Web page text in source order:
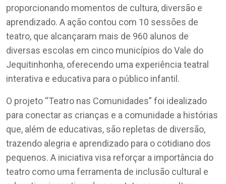
proporcionando momentos de cultura, diversão e
aprendizado. A ação contou com 10 sessões de
teatro, que alcançaram mais de 960 alunos de
diversas escolas em cinco municípios do Vale do
Jequitinhonha, oferecendo uma experiência teatral
interativa e educativa para o público infantil.
O projeto “Teatro nas Comunidades” foi idealizado
para conectar as crianças e a comunidade a histórias
que, além de educativas, são repletas de diversão,
trazendo alegria e aprendizado para o cotidiano dos
pequenos. A iniciativa visa reforçar a importância do
teatro como uma ferramenta de inclusão cultural e